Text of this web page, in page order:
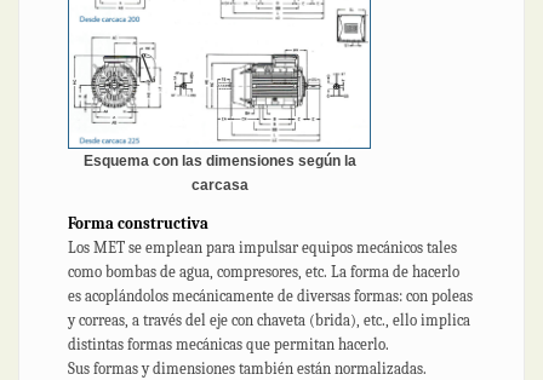
Esquema con las dimensiones según la
carcasa
Forma constructiva
Los MET se emplean para impulsar equipos mecánicos tales
como bombas de agua, compresores, etc. La forma de hacerlo
es acoplándolos mecánicamente de diversas formas: con poleas
y correas, a través del eje con chaveta (brida), etc., ello implica
distintas formas mecánicas que permitan hacerlo.
Sus formas y dimensiones también están normalizadas.